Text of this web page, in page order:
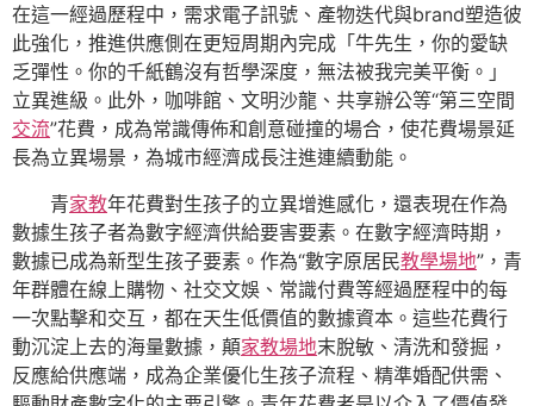
在這一經過歷程中，需求電子訊號、產物迭代與brand塑造彼
此強化，推進供應側在更短周期內完成「牛先生，你的愛缺
乏彈性。你的千紙鶴沒有哲學深度，無法被我完美平衡。」
立異進級。此外，咖啡館、文明沙龍、共享辦公等“第三空間
交流”花費，成為常識傳佈和創意碰撞的場合，使花費場景延
長為立異場景，為城市經濟成長注進連續動能。
青家教年花費對生孩子的立異增進感化，還表現在作為
數據生孩子者為數字經濟供給要害要素。在數字經濟時期，
數據已成為新型生孩子要素。作為“數字原居民教學場地”，青
年群體在線上購物、社交文娛、常識付費等經過歷程中的每
一次點擊和交互，都在天生低價值的數據資本。這些花費行
動沉淀上去的海量數據，顛家教場地末脫敏、清洗和發掘，
反應給供應端，成為企業優化生孩子流程、精準婚配供需、